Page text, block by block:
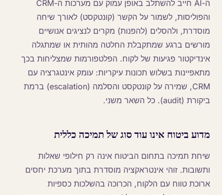
ה-AI חייב להשתלב באופן עמוק עם מערכות ה-CRM
והפוליסות, לשמור על הקשר (קונטקסט) לאורך שיחה
מוסדרת, ולהסלים (להפנות) מקרים לנציגים אנושיים
מורשים ברגע שמתקבלת החלטה מהותית או שמתגלה
אינדיקטור פגיעות של לקוח. הפלטפורמות שמצליחות בכך
מתאפיינות בשלוש תכונות עיקריות: עומק אינטגרציה עם
CRM, שמירה על קונטקסט והסלמה (escalation) ברמת
ביקורת (audit). כל השאר משני.
מדוע ביטוח אינו עוד סוג של תמיכה כללית
שיחת תמיכה בתחום הביטוח אינה רק חילופי שאלות
ותשובות. זוהי אינטראקציה מוסדרת בתוך מערכת יחסים
ארוכת טווח עם הלקוח, הכרוכה בהשלכות כספיות